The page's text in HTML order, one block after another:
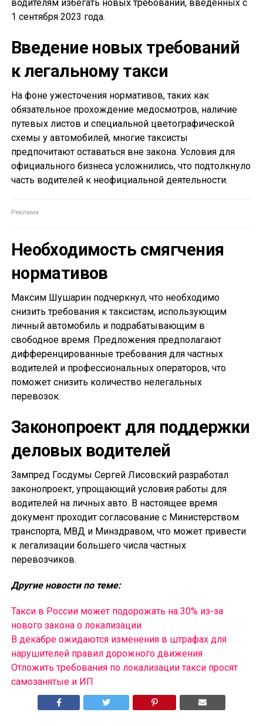
водителям избегать новых требований, введенных с
1 сентября 2023 года.
Введение новых требований
к легальному такси
На фоне ужесточения нормативов, таких как
обязательное прохождение медосмотров, наличие
путевых листов и специальной цветографической
схемы у автомобилей, многие таксисты
предпочитают оставаться вне закона. Условия для
официального бизнеса усложнились, что подтолкнуло
часть водителей к неофициальной деятельности.
Необходимость смягчения
нормативов
Максим Шушарин подчеркнул, что необходимо
снизить требования к таксистам, использующим
личный автомобиль и подрабатывающим в
свободное время. Предложения предполагают
дифференцированные требования для частных
водителей и профессиональных операторов, что
поможет снизить количество нелегальных
перевозок.
Законопроект для поддержки
деловых водителей
Зампред Госдумы Сергей Лисовский разработал
законопроект, упрощающий условия работы для
водителей на личных авто. В настоящее время
документ проходит согласование с Министерством
транспорта, МВД и Минздравом, что может привести
к легализации большего числа частных
перевозчиков.
Другие новости по теме:
Такси в России может подорожать на 30% из-за
нового закона о локализации
В декабре ожидаются изменения в штрафах для
нарушителей правил дорожного движения
Отложить требования по локализации такси просят
самозанятые и ИП